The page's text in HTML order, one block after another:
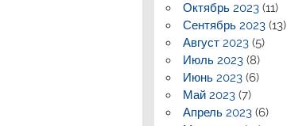
Октябрь 2023 (11)
Сентябрь 2023 (13)
Август 2023 (5)
Июль 2023 (8)
Июнь 2023 (6)
Май 2023 (7)
Апрель 2023 (6)